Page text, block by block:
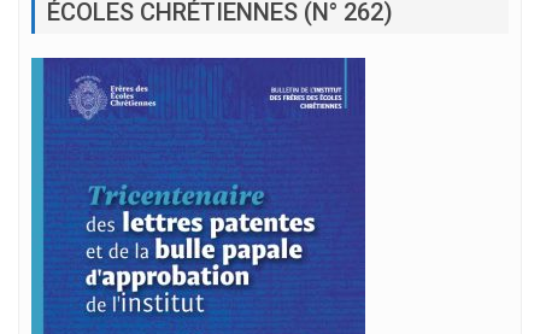
ÉCOLES CHRÉTIENNES (N° 262)